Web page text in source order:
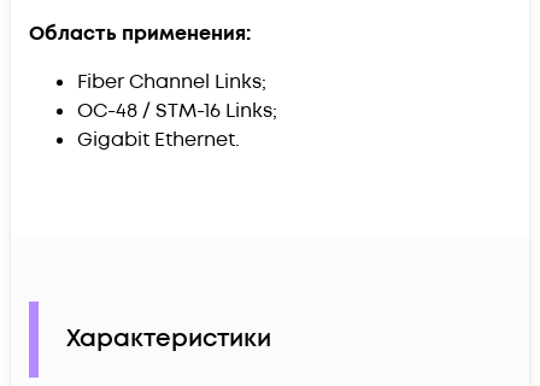
Область применения:
Fiber Channel Links;
OC-48 / STM-16 Links;
Gigabit Ethernet.
Характеристики